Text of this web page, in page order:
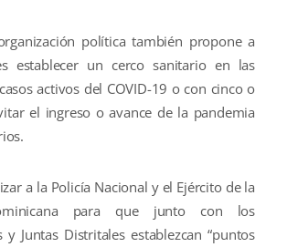
política también propone a
establecer un cerco sanitario en las
activos del COVID-19 o con cinco o
el ingreso o avance de la pandemia
a la Policía Nacional y el Ejército de la
para que junto con los
y Juntas Distritales establezcan “puntos